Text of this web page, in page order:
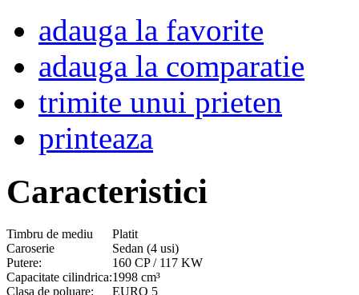
adauga la favorite
adauga la comparatie
trimite unui prieten
printeaza
Caracteristici
Timbru de mediu
Platit
Caroserie
Sedan (4 usi)
Putere:
160 CP / 117 KW
Capacitate cilindrica:1998 cm³
Clasa de poluare:
EURO 5